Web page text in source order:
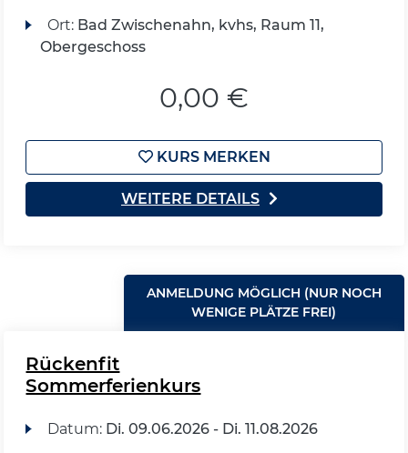
Ort: Bad Zwischenahn, kvhs, Raum 11,
Obergeschoss
0,00 €
KURS MERKEN
WEITERE DETAILS
ANMELDUNG MÖGLICH (NUR NOCH
WENIGE PLÄTZE FREI)
Rückenfit
Sommerferienkurs
Datum: Di. 09.06.2026 - Di. 11.08.2026